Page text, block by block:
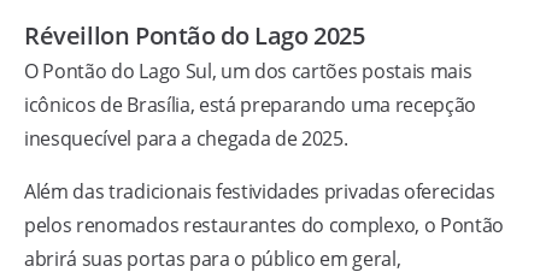
Réveillon Pontão do Lago 2025
O Pontão do Lago Sul, um dos cartões postais mais
icônicos de Brasília, está preparando uma recepção
inesquecível para a chegada de 2025.
Além das tradicionais festividades privadas oferecidas
pelos renomados restaurantes do complexo, o Pontão
abrirá suas portas para o público em geral,